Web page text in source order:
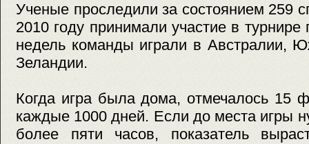
Ученые проследили за состоянием 259
2010 году принимали участие в турнире
недель команды играли в Австралии,
Зеландии.
Когда игра была дома, отмечалось 15
каждые 1000 дней. Если до места игры
более пяти часов, показатель